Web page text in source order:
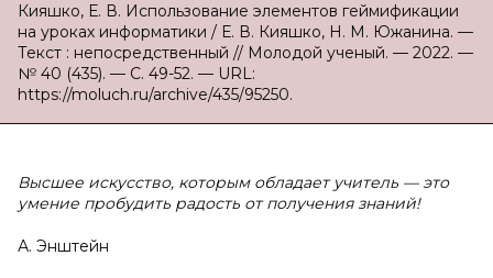
Кияшко, Е. В. Использование элементов геймификации
на уроках информатики / Е. В. Кияшко, Н. М. Южанина. —
Текст : непосредственный // Молодой ученый. — 2022. —
№ 40 (435). — С. 49-52. — URL:
https://moluch.ru/archive/435/95250.
Высшее искусство, которым обладает учитель — это
умение пробудить радость от получения знаний!
А. Энштейн